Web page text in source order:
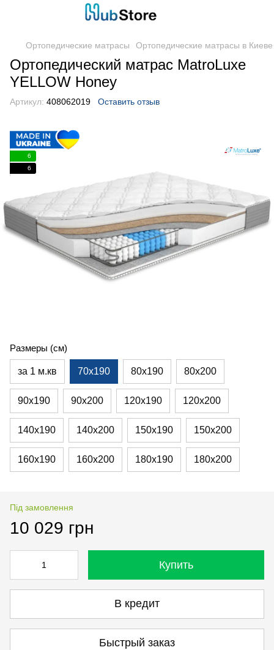
Ортопедические матрасы Ортопедические матрасы в Киеве
Ортопедический матрас MatroLuxe
YELLOW Honey
Артикул: 408062019 Оставить отзыв
6
6
Размеры (см)
за 1 м.кв 70х190 80х190 80х200
90х190 90х200 120х190 120х200
140х190 140х200 150х190 150х200
160х190 160х200 180х190 180х200
Під замовлення
10 029 грн
Купить
В кредит
Быстрый заказ